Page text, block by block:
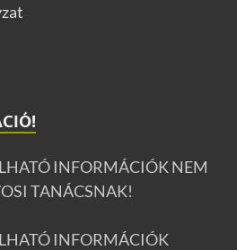
INFORMÁCIÓK NEM
TANÁCSNAK!
INFORMÁCIÓK